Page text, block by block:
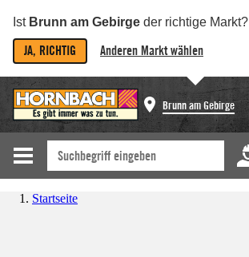
Ist Brunn am Gebirge der richtige Markt?
JA, RICHTIG Anderen Markt wählen
Brunn am Gebirge
Startseite